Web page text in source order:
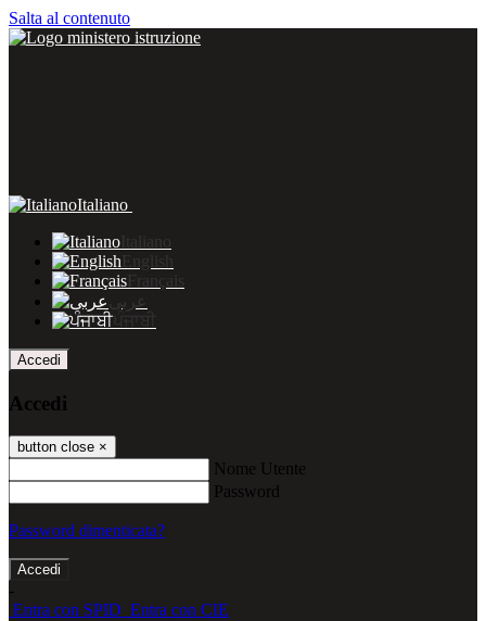
Salta al contenuto
Italiano
Italiano
English
Français
عربى
ਪੰਜਾਬੀ
Accedi
Accedi
button close ×
Nome Utente
Password
Password dimenticata?
-
Entra con SPID Entra con CIE